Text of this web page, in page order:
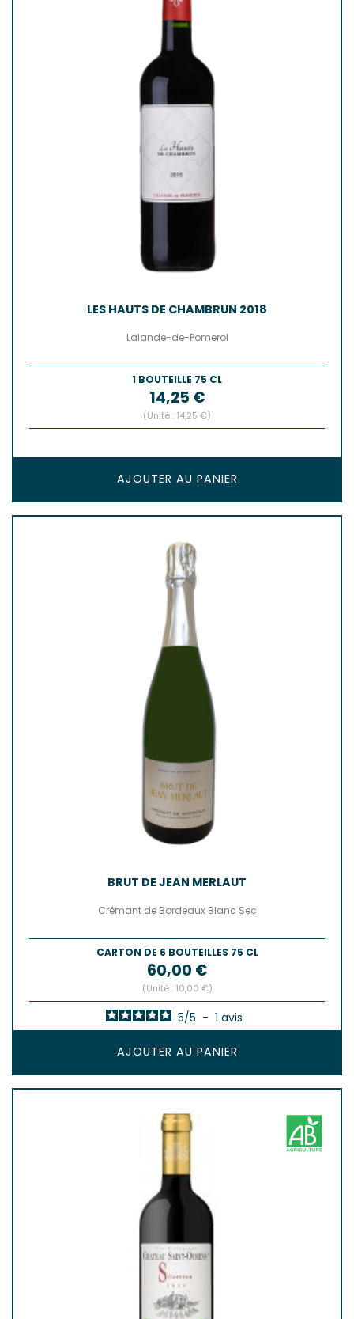
LES HAUTS DE CHAMBRUN 2018
Lalande-de-Pomerol
1 BOUTEILLE 75 CL
Prix
14,25 €
(Unité : 14,25 €)
AJOUTER AU PANIER
BRUT DE JEAN MERLAUT
Crémant de Bordeaux Blanc Sec
CARTON DE 6 BOUTEILLES 75 CL
Prix
60,00 €
(Unité : 10,00 €)
5/5 - 1 avis
AJOUTER AU PANIER